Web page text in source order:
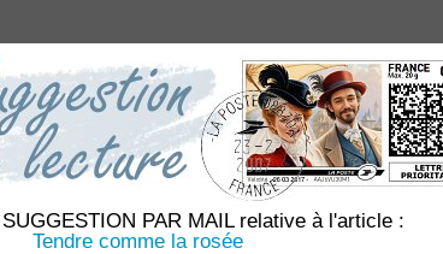
PAR MAIL relative à l'article :
Tendre comme la rosée